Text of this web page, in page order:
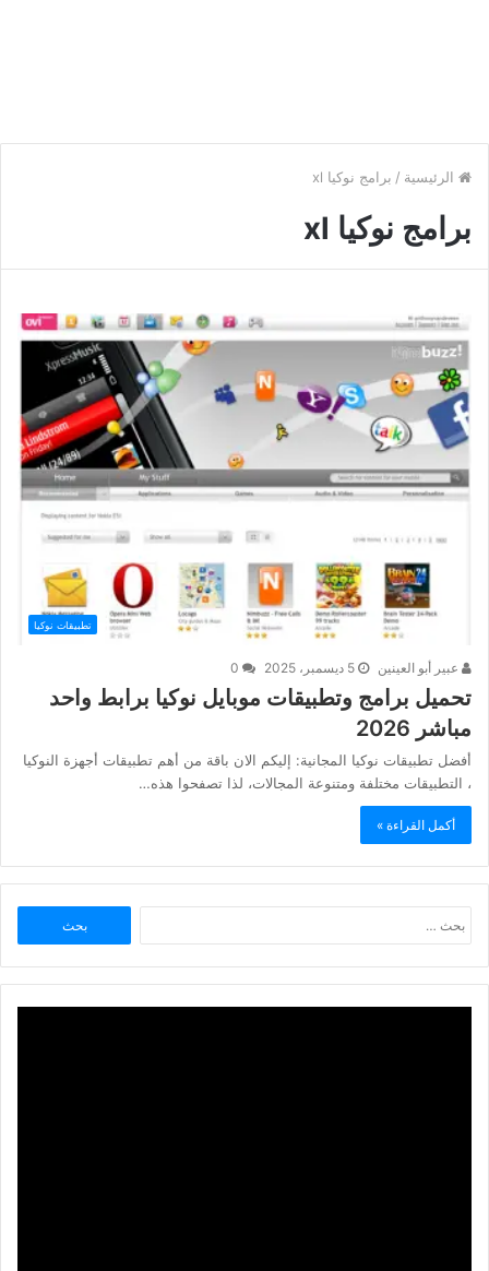
الرئيسية / برامج نوكيا xl
برامج نوكيا xl
تطبيقات نوكيا
عبير أبو العينين 5 ديسمبر، 2025
تحميل برامج وتطبيقات موبايل نوكيا برابط واحد
مباشر 2026
أفضل تطبيقات نوكيا المجانية: إليكم الان باقة من أهم تطبيقات أجهزة النوكيا
، التطبيقات مختلفة ومتنوعة المجالات، لذا تصفحوا هذه…
أكمل القراءة »
عن: